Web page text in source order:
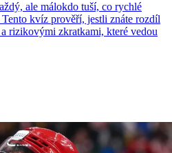
ale málokdo tuší, co rychlé
kvíz prověří, jestli znáte rozdíl
rizikovými zkratkami, které vedou